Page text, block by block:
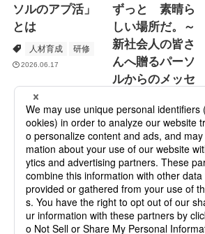
ソルのアプ活」
とは
人材育成 研修
2026.06.17
ずっと 素晴ら
しい場所だ。～
新社会人の皆さ
んへ贈るパーソ
ルからのメッセ
Specialized Servic
es
プロモーション